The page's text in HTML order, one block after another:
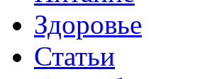
Здоровье
Статьи